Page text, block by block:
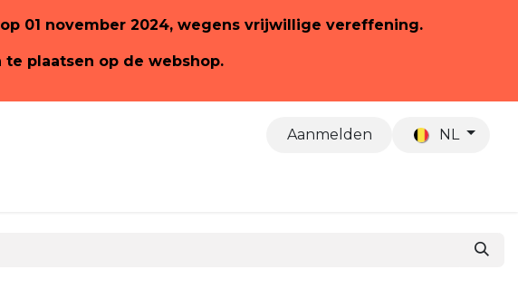
01 november 2024, wegens vrijwillige vereffening.
plaatsen op de webshop.
Aanmelden NL